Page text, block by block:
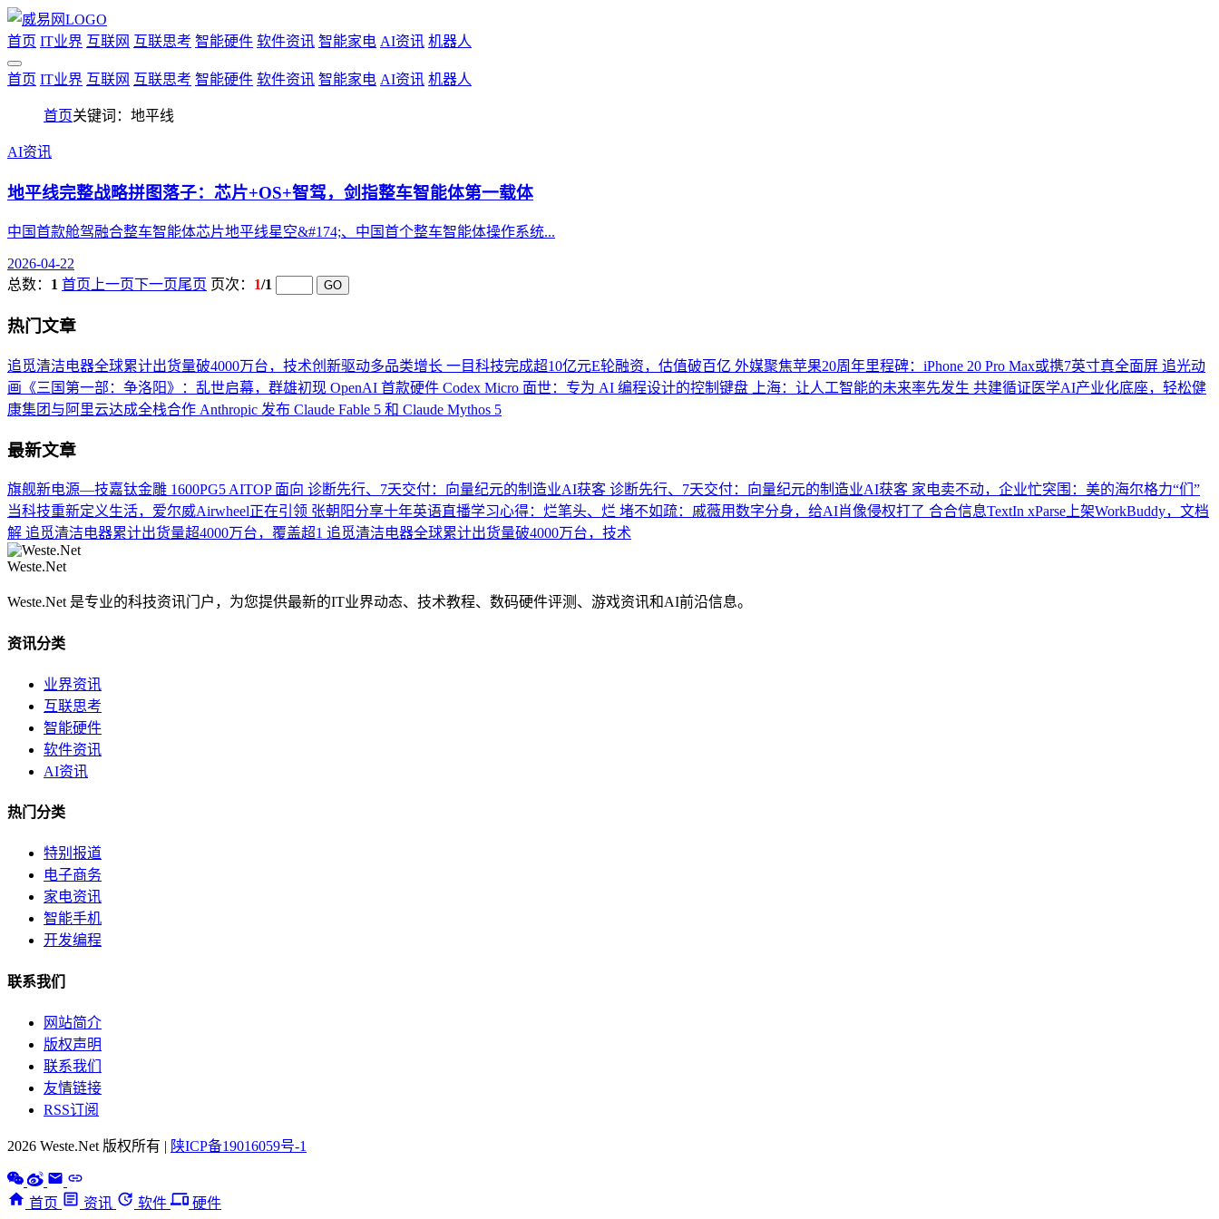
首页 IT业界 互联网 互联思考 智能硬件 软件资讯 智能家电 AI资讯 机器人
首页 IT业界 互联网 互联思考 智能硬件 软件资讯 智能家电 AI资讯 机器人
首页关键词：地平线
AI资讯
地平线完整战略拼图落子：芯片+OS+智驾，剑指整车智能体第一载体
中国首款舱驾融合整车智能体芯片地平线星空&#174;、中国首个整车智能体操作系统...
2026-04-22
总数： 1 首页上一页下一页尾页 页次： 1/1
热门文章
追觅清洁电器全球累计出货量破4000万台，技术创新驱动多品类增长 一目科技完成超10亿元E轮融资，估值破百亿 外媒聚焦苹果20周年里程碑：iPhone 20 Pro Max或携7英寸真全面屏 追光动
画《三国第一部：争洛阳》：乱世启幕，群雄初现 OpenAI 首款硬件 Codex Micro 面世：专为 AI 编程设计的控制键盘 上海：让人工智能的未来率先发生 共建循证医学AI产业化底座，轻松健
康集团与阿里云达成全栈合作 Anthropic 发布 Claude Fable 5 和 Claude Mythos 5
最新文章
旗舰新电源—技嘉钛金雕 1600PG5 AITOP 面向 诊断先行、7天交付：向量纪元的制造业AI获客 诊断先行、7天交付：向量纪元的制造业AI获客 家电卖不动，企业忙突围：美的海尔格力“们”
当科技重新定义生活，爱尔威Airwheel正在引领 张朝阳分享十年英语直播学习心得：烂笔头、烂 堵不如疏：戚薇用数字分身，给AI肖像侵权打了 合合信息TextIn xParse上架WorkBuddy，文档
解 追觅清洁电器累计出货量超4000万台，覆盖超1 追觅清洁电器全球累计出货量破4000万台，技术
Weste.Net
Weste.Net 是专业的科技资讯门户，为您提供最新的IT业界动态、技术教程、数码硬件评测、游戏资讯和AI前沿信息。
资讯分类
业界资讯
互联思考
智能硬件
软件资讯
AI资讯
热门分类
特别报道
电子商务
家电资讯
智能手机
开发编程
联系我们
网站简介
版权声明
联系我们
友情链接
RSS订阅
2026 Weste.Net 版权所有 | 陕ICP备19016059号-1
首页 资讯 软件 硬件